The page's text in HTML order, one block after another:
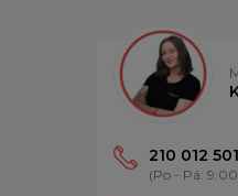
210 012 501
(Po - Pá: